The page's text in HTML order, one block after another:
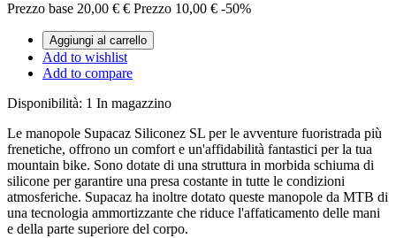
Prezzo base 20,00 € € Prezzo 10,00 € -50%
Aggiungi al carrello
Add to wishlist
Add to compare
Disponibilità: 1 In magazzino
Le manopole Supacaz Siliconez SL per le avventure fuoristrada più
frenetiche, offrono un comfort e un'affidabilità fantastici per la tua
mountain bike. Sono dotate di una struttura in morbida schiuma di
silicone per garantire una presa costante in tutte le condizioni
atmosferiche. Supacaz ha inoltre dotato queste manopole da MTB di
una tecnologia ammortizzante che riduce l'affaticamento delle mani
e della parte superiore del corpo.